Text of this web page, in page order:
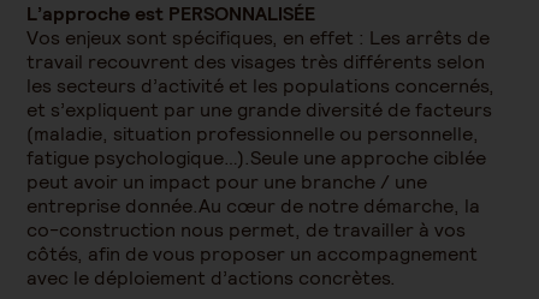
L’approche est PERSONNALISÉE
Vos enjeux sont spécifiques, en effet : Les arrêts de
travail recouvrent des visages très différents selon
les secteurs d’activité et les populations concernés,
et s’expliquent par une grande diversité de facteurs
(maladie, situation professionnelle ou personnelle,
fatigue psychologique…).Seule une approche ciblée
peut avoir un impact pour une branche / une
entreprise donnée.Au cœur de notre démarche, la
co-construction nous permet, de travailler à vos
côtés, afin de vous proposer un accompagnement
avec le déploiement d’actions concrètes.